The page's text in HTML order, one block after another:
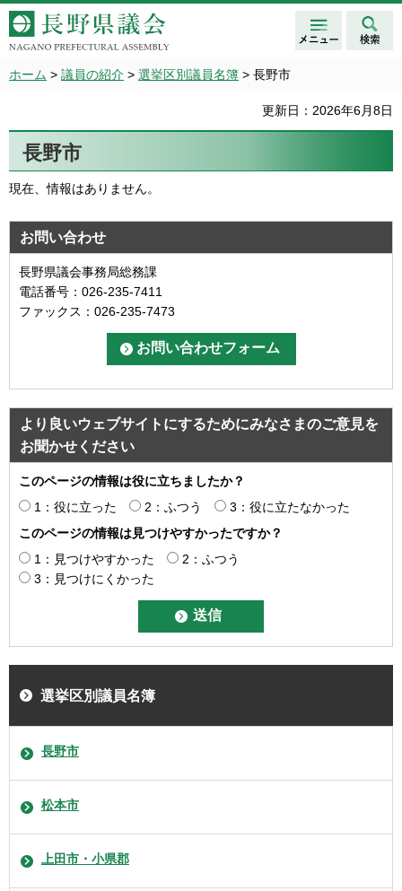
長野県議会 NAGANO
PREFECTURAL ASSEMBLY
メニュ
ー
検索
ホーム > 議員の紹介 > 選挙区別議員名簿 > 長野市
更新日：2026年6月8日
長野市
現在、情報はありません。
お問い合わせ
長野県議会事務局総務課
電話番号：026-235-7411
ファックス：026-235-7473
より良いウェブサイトにするためにみなさまのご意見を
お聞かせください
このページの情報は役に立ちましたか？
1：役に立った
2：ふつう
3：役に立たなかった
このページの情報は見つけやすかったですか？
1：見つけやすかった
2：ふつう
3：見つけにくかった
選挙区別議員名簿
長野市
松本市
上田市・小県郡